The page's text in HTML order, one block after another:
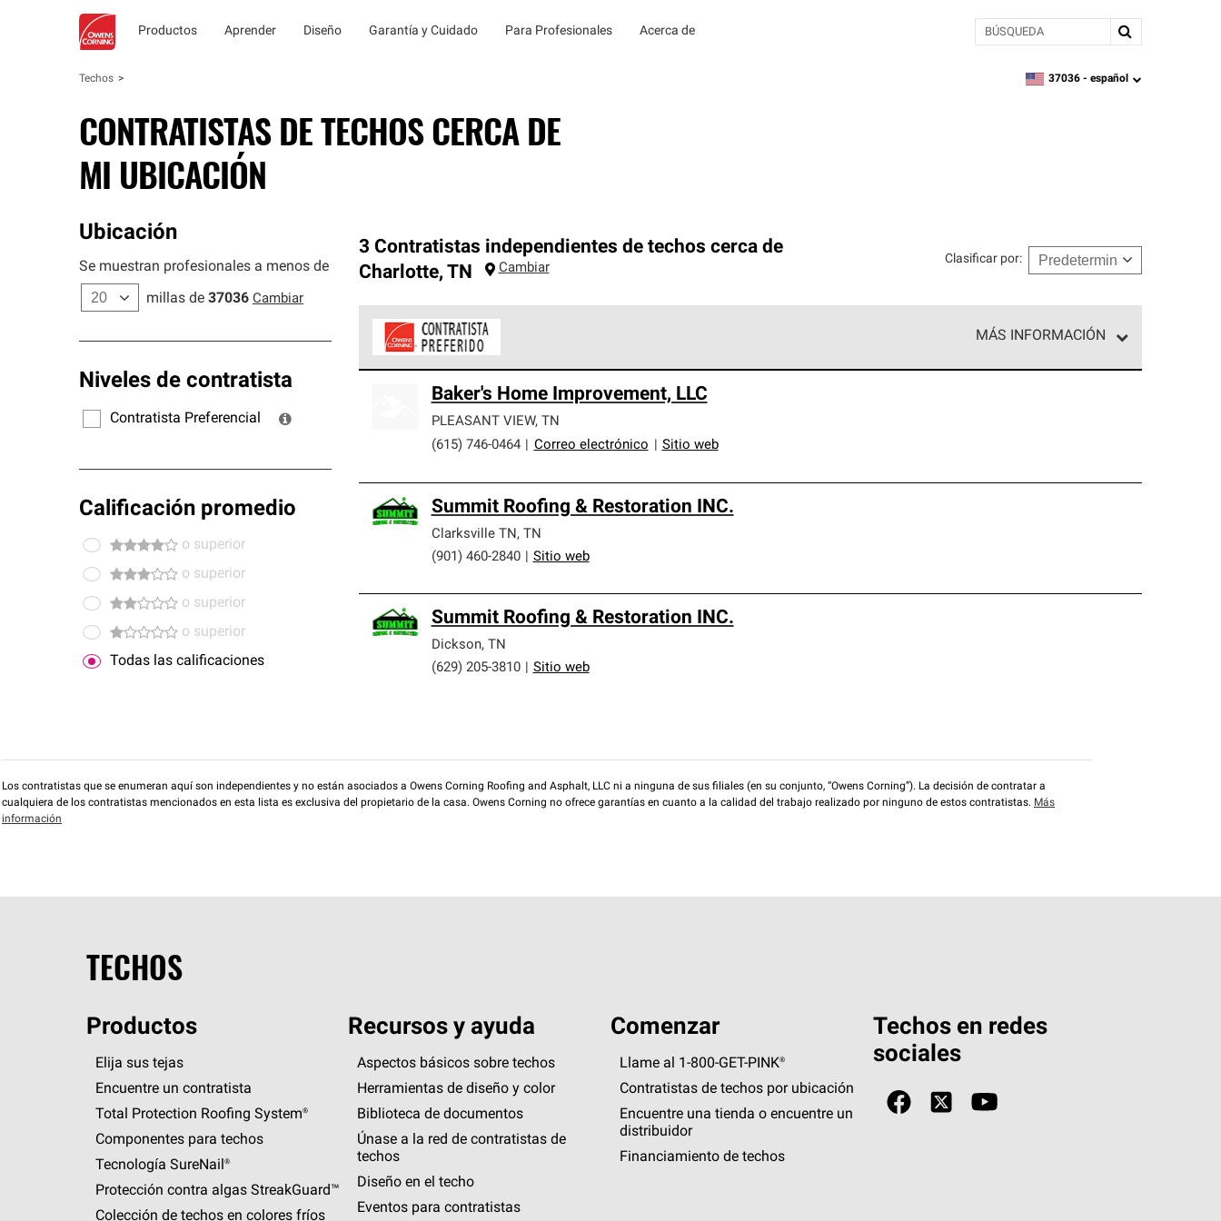
Productos Aprender Diseño Garantía y Cuidado Para Profesionales Acerca de BÚSQUEDA
Techos zipcode,language
37036 - español
CONTRATISTAS DE TECHOS CERCA DE
MI UBICACIÓN
Ubicación
Se muestran profesionales a menos de
millas de 37036 Cambiar
Niveles de contratista
Contratista Preferencial
Calificación promedio
o superior
o superior
o superior
o superior
Todas las calificaciones
3 Contratistas independientes de techos cerca de
Charlotte, TN Cambiar
Clasificar por:
MÁS INFORMACIÓN
cumplen con altos estándares y requisitos estrictos de profesionalismo y confiabilidad.
Baker's Home Improvement, LLC
PLEASANT VIEW, TN
(615) 746-0464
Correo electrónico Sitio web
Summit Roofing & Restoration INC.
Clarksville TN , TN
(901) 460-2840
Sitio web
Summit Roofing & Restoration INC.
Dickson, TN
(629) 205-3810
Sitio web
Los contratistas que se enumeran aquí son independientes y no están asociados a Owens Corning Roofing and Asphalt, LLC ni a ninguna de sus filiales (en su conjunto, “Owens Corning”). La decisión de contratar a
cualquiera de los contratistas mencionados en esta lista es exclusiva del propietario de la casa. Owens Corning no ofrece garantías en cuanto a la calidad del trabajo realizado por ninguno de estos contratistas. Más
información
TECHOS
Productos
Elija sus tejas
Encuentre un contratista
Total Protection Roofing System®
Componentes para techos
Tecnología SureNail®
Protección contra algas StreakGuard™
Colección de techos en colores fríos
Recursos y ayuda
Aspectos básicos sobre techos
Herramientas de diseño y color
Biblioteca de documentos
Únase a la red de contratistas de
techos
Diseño en el techo
Eventos para contratistas
Comenzar
Llame al 1-800-GET -PINK®
Contratistas de techos por ubicación
Encuentre una tienda o encuentre un
distribuidor
Financiamiento de techos
Techos en redes
sociales